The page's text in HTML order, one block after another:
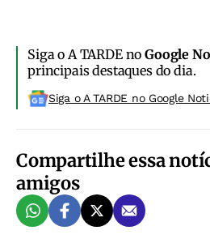
Siga o A TARDE noGoogle
principais destaques do dia.
Siga o A TARDE no Google
Compartilhe essa
amigos